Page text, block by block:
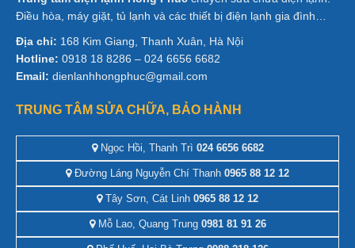
Điều hòa, máy giặt, tủ lạnh và các thiết bị điện lạnh gia đình…
Địa chỉ: 168 Kim Giang, Thanh Xuân, Hà Nội
Hotline: 0918 18 8286 – 024 6656 6682
Email: dienlanhhongphuc@gmail.com
TRUNG TÂM SỬA CHỮA, BẢO HÀNH
Ngọc Hồi, Thanh Trì 024 6656 6682
Đường Láng Nguyễn Chí Thanh 0965 88 12 12
Tây Sơn, Cát Linh 0965 88 12 12
Mỗ Lao, Quang Trung0981 81 91 26